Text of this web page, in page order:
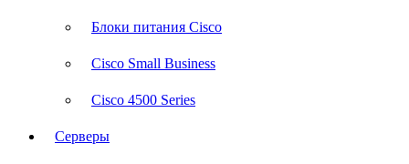
Блоки питания Cisco
Cisco Small Business
Cisco 4500 Series
Серверы